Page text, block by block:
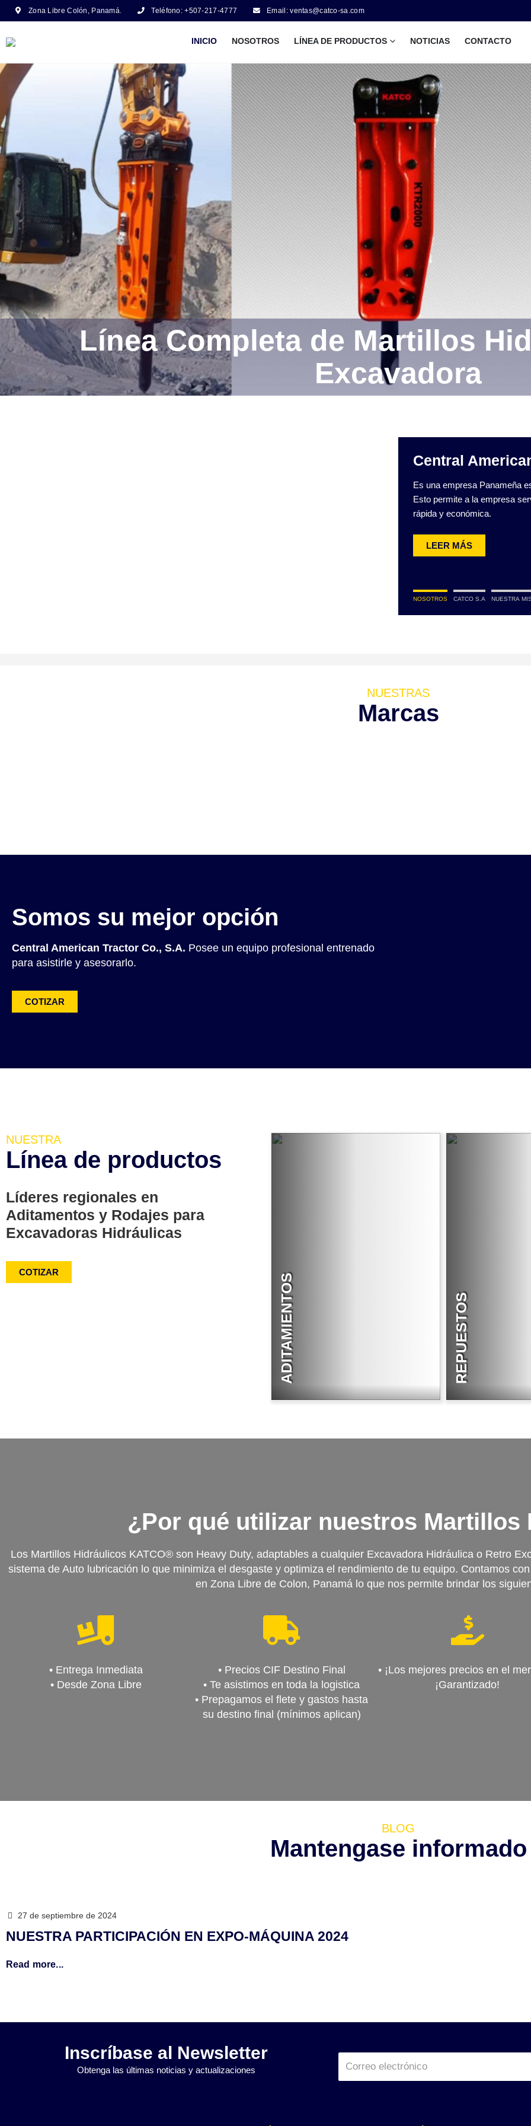
Zona Libre Colón, Panamá. Teléfono: +507-217-4777 Email: ventas@catco-sa.com
INICIO NOSOTROS LÍNEA DE PRODUCTOS NOTICIAS CONTACTO
Línea Completa de Martillos
Excavadora
NOSOTROS CATCO S.A NUESTRA
Central
Es una empresa Panameña
Esto permite a la empresa
rápida y económica.
LEER MÁS
NUESTRAS
Marcas
Somos su mejor opción
Central American Tractor Co., S.A. Posee un equipo profesional entrenado
para asistirle y asesorarlo.
COTIZAR
NUESTRA
Línea de productos
Líderes regionales en
Aditamentos y Rodajes para
Excavadoras Hidráulicas
COTIZAR
ADITAMIENTOS REPUESTOS
¿Por qué utilizar nuestros Martillos
Los Martillos Hidráulicos KATCO® son Heavy Duty, adaptables a cualquier Excavadora Hidráulica o Retro
sistema de Auto lubricación lo que minimiza el desgaste y optimiza el rendimiento de tu equipo. Contamos
en Zona Libre de Colon, Panamá lo que nos permite brindar los
• Entrega Inmediata
• Desde Zona Libre
• Precios CIF Destino Final
• Te asistimos en toda la logistica
• Prepagamos el flete y gastos hasta
su destino final (mínimos aplican)
• ¡Los mejores precios en el
¡Garantizado!
BLOG
Mantengase informado
27 de septiembre de 2024
NUESTRA PARTICIPACIÓN EN EXPO-MÁQUINA 2024
Read more...
Inscríbase al Newsletter
Obtenga las últimas noticias y actualizaciones